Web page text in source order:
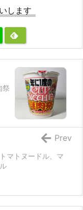
します
祭
マトヌードル、マ
Prev